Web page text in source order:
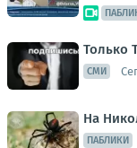
Только
СМИ
На
ПАБЛИКИ